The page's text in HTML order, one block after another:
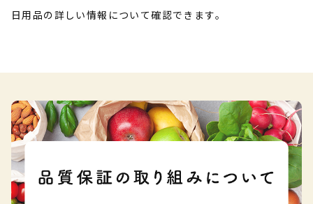
日用品の詳しい情報について確認できます。